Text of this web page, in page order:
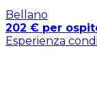
Bellano
202 € per
Esperienza